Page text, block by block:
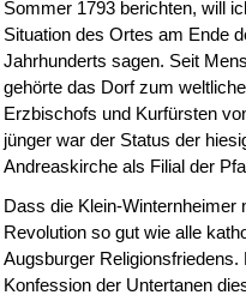
Sommer 1793 berichten, will
Situation des Ortes am Ende
Jahrhunderts sagen. Seit
gehörte das Dorf zum
Erzbischofs und Kurfürsten
jünger war der Status der
Andreaskirche als Filial der
Dass die Klein-
Revolution so gut wie alle
Augsburger
Konfession der Untertanen